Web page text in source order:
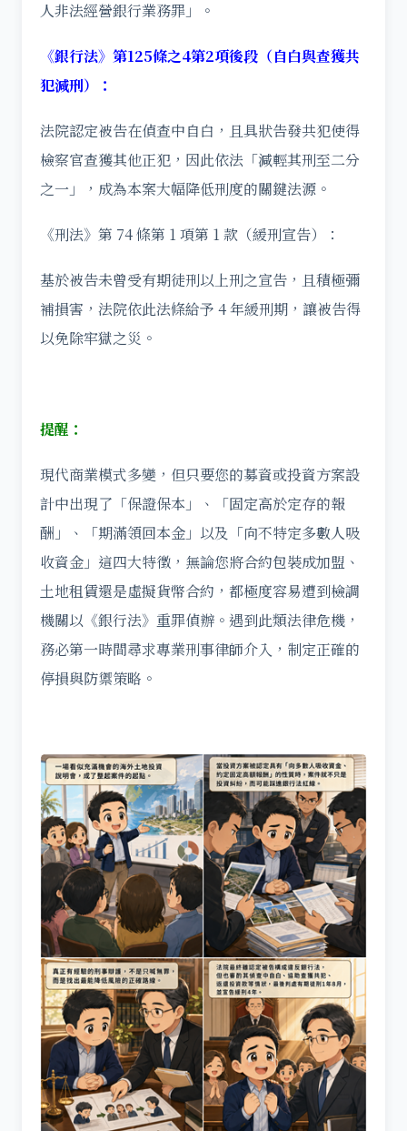
人非法經營銀行業務罪」。
《銀行法》第125條之4第2項後段（自白與查獲共
犯減刑）：
法院認定被告在偵查中自白，且具狀告發共犯使得
檢察官查獲其他正犯，因此依法「減輕其刑至二分
之一」，成為本案大幅降低刑度的關鍵法源。
《刑法》第 74 條第 1 項第 1 款（緩刑宣告）：
基於被告未曾受有期徒刑以上刑之宣告，且積極彌
補損害，法院依此法條給予 4 年緩刑期，讓被告得
以免除牢獄之災。
提醒：
現代商業模式多變，但只要您的募資或投資方案設
計中出現了「保證保本」、「固定高於定存的報
酬」、「期滿領回本金」以及「向不特定多數人吸
收資金」這四大特徵，無論您將合約包裝成加盟、
土地租賃還是虛擬貨幣合約，都極度容易遭到檢調
機關以《銀行法》重罪偵辦。遇到此類法律危機，
務必第一時間尋求專業刑事律師介入，制定正確的
停損與防禦策略。